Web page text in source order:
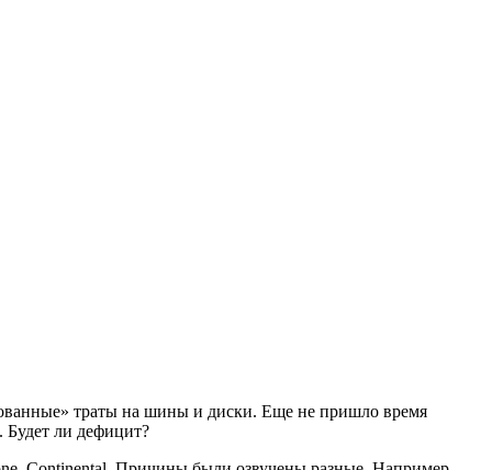
траты на шины и диски. Еще не пришло время
Будет ли дефицит?